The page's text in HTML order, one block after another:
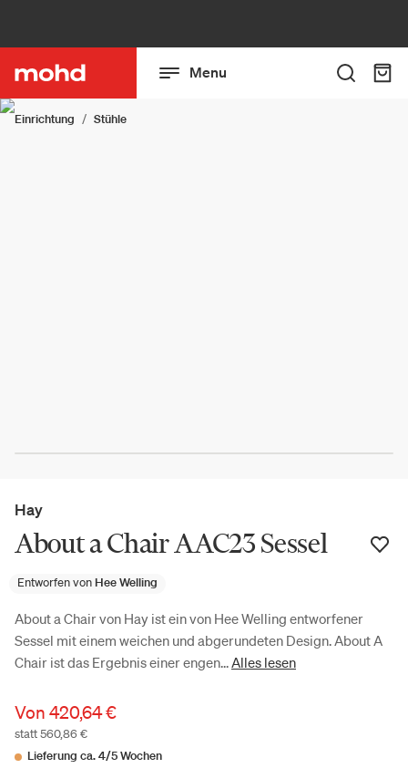
Menu
Einrichtung Stühle
Hay
About a Chair AAC23 Sessel
Entworfen von Hee Welling
About a Chair von Hay ist ein von Hee Welling entworfener
Sessel mit einem weichen und abgerundeten Design. About A
Chair ist das Ergebnis einer engen...Alles lesen
Von 420,64 €
statt 560,86 €
Lieferung ca. 4/5 Wochen